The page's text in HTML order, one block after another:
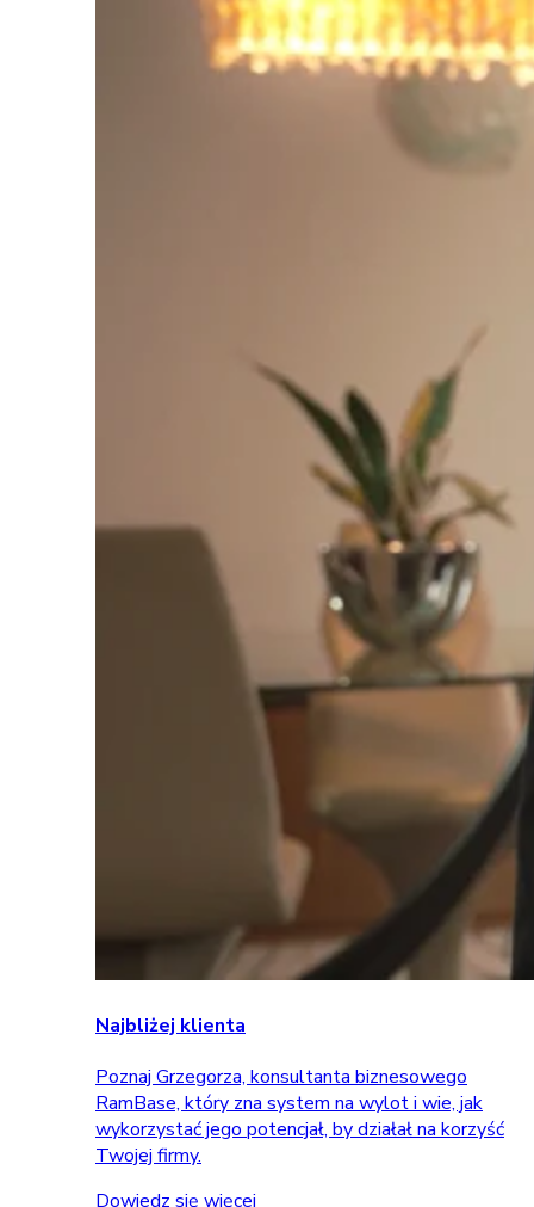
Najbliżej klienta
Poznaj Grzegorza, konsultanta biznesowego
RamBase, który zna system na wylot i wie, jak
wykorzystać jego potencjał, by działał na korzyść
Twojej firmy.
Dowiedz się więcej